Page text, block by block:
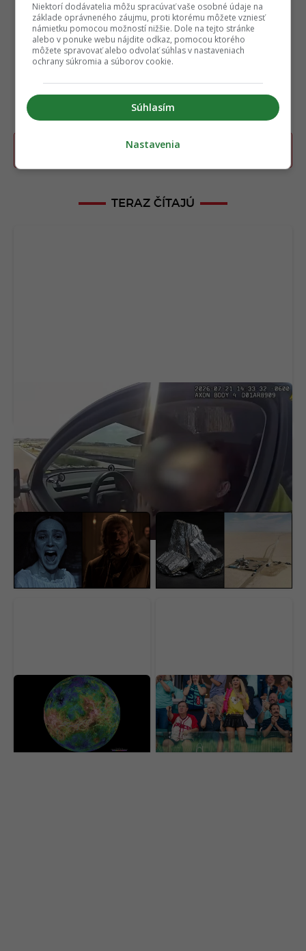
Poslať TIP redakcii na článok
TERAZ ČÍTAJÚ
Vodič Tesly dostal pokutu za rýchlosť. Odmietol
ju bizarným argumentom
Na Netflix dorazila
geniálna novinka aj s
dabingom. Má aj
slovenský rukopis
USA našli pod púšťou
surovinový poklad za 152
miliárd dolárov. V ťažbe
im stojí nečakaná
prekážka
Vedci sa vo Venuši celé
roky mýlili. Pod jej
povrchom objavili
procesy, s ktorými sa
ešte nestretli
Najlepší komediálny
seriál sa vrátil a prvá časť
už je online. Ohlasy sa
rozchádzajú
Niektorí dodávatelia môžu spracúvať vaše osobné údaje na
základe oprávneného záujmu, proti ktorému môžete vzniesť
námietku pomocou možností nižšie. Dole na tejto stránke
alebo v ponuke webu nájdite odkaz, pomocou ktorého
môžete spravovať alebo odvolať súhlas v nastaveniach
ochrany súkromia a súborov cookie.
Súhlasím
Nastavenia